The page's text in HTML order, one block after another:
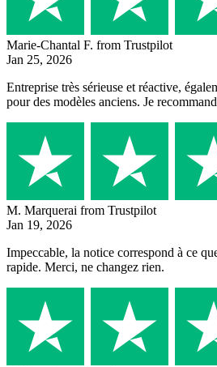
Marie-Chantal F. from Trustpilot
Jan 25, 2026
Entreprise très sérieuse et réactive,
pour des modèles anciens. Je
M. Marquerai from Trustpilot
Jan 19, 2026
Impeccable, la notice correspond à ce
rapide. Merci, ne changez rien.